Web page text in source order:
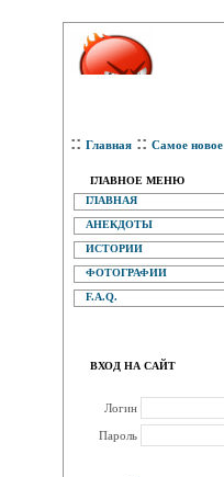
:: Главная :: Самое новое
ГЛАВНОЕ МЕНЮ
ГЛАВНАЯ
АНЕКДОТЫ
ИСТОРИИ
ФОТОГРАФИИ
F.A.Q.
ВХОД НА САЙТ
Логин
Пароль